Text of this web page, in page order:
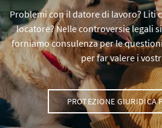
Problemi con il datore di lavoro? Liti
locatore? Nelle controversie legali
forniamo consulenza per le
per far valere i
PROTEZIONE GIURIDICA